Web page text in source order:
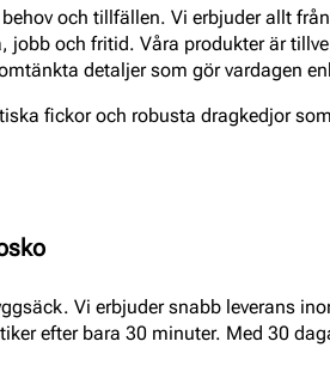
och tillfällen. Vi erbjuder allt
och fritid. Våra produkter är
detaljer som gör vardagen
fickor och robusta dragkedjor
Vi erbjuder snabb leverans
efter bara 30 minuter. Med 30